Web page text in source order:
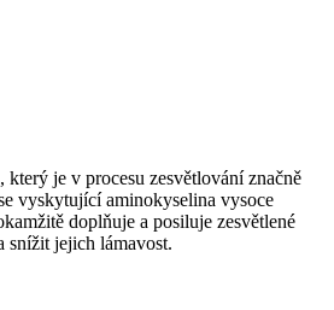
je v procesu zesvětlování značně
vyskytující aminokyselina vysoce
doplňuje a posiluje zesvětlené
snížit jejich lámavost.